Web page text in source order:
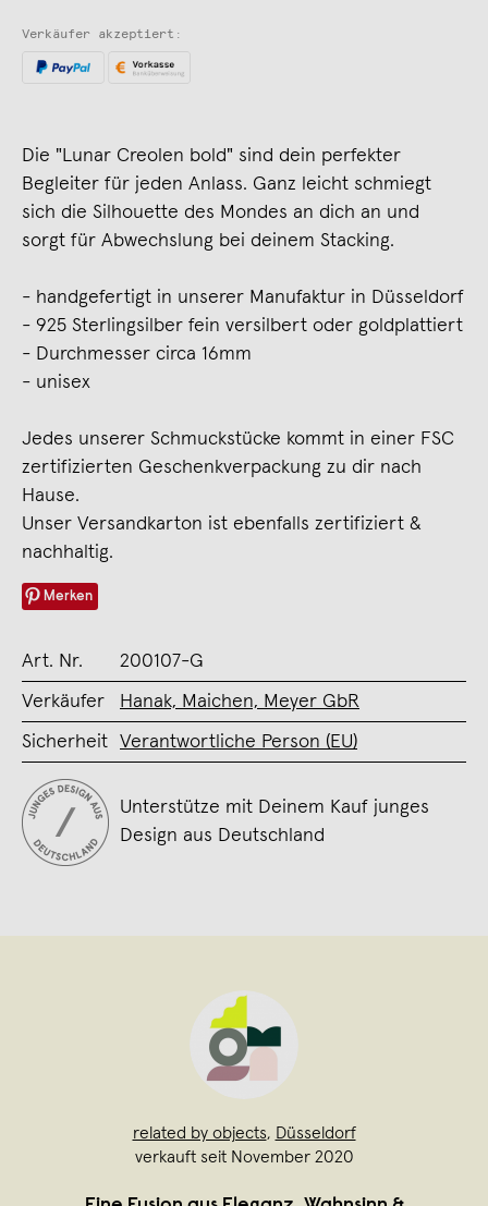
Verkäufer akzeptiert:
Die "Lunar Creolen bold" sind dein perfekter
Begleiter für jeden Anlass. Ganz leicht schmiegt
sich die Silhouette des Mondes an dich an und
sorgt für Abwechslung bei deinem Stacking.
- handgefertigt in unserer Manufaktur in Düsseldorf
- 925 Sterlingsilber fein versilbert oder goldplattiert
- Durchmesser circa 16mm
- unisex
Jedes unserer Schmuckstücke kommt in einer FSC
zertifizierten Geschenkverpackung zu dir nach
Hause.
Unser Versandkarton ist ebenfalls zertifiziert &
nachhaltig.
Merken
Art. Nr. 200107-G
Verkäufer Hanak, Maichen, Meyer GbR
Sicherheit Verantwortliche Person (EU)
Unterstütze mit Deinem Kauf junges
Design aus Deutschland
related by objects, Düsseldorf
verkauft seit November 2020